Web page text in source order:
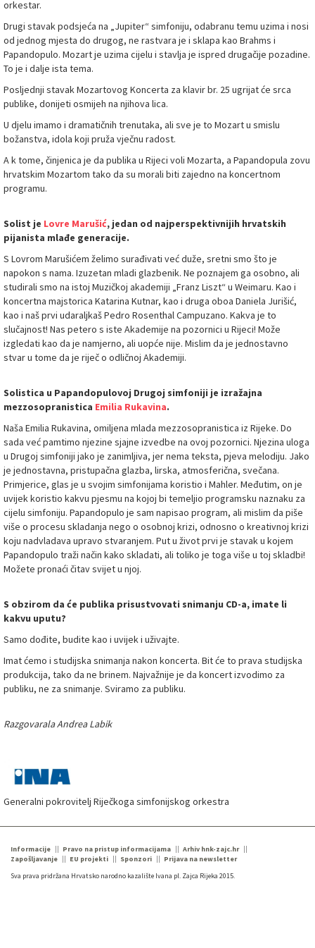
orkestar.
Drugi stavak podsjeća na „Jupiter“ simfoniju, odabranu temu uzima i nosi
od jednog mjesta do drugog, ne rastvara je i sklapa kao Brahms i
Papandopulo. Mozart je uzima cijelu i stavlja je ispred drugačije pozadine.
To je i dalje ista tema.
Posljednji stavak Mozartovog Koncerta za klavir br. 25 ugrijat će srca
publike, donijeti osmijeh na njihova lica.
U djelu imamo i dramatičnih trenutaka, ali sve je to Mozart u smislu
božanstva, idola koji pruža vječnu radost.
A k tome, činjenica je da publika u Rijeci voli Mozarta, a Papandopula zovu
hrvatskim Mozartom tako da su morali biti zajedno na koncertnom
programu.
Solist je Lovre Marušić, jedan od najperspektivnijih hrvatskih
pijanista mlađe generacije.
S Lovrom Marušićem želimo surađivati već duže, sretni smo što je
napokon s nama. Izuzetan mladi glazbenik. Ne poznajem ga osobno, ali
studirali smo na istoj Muzičkoj akademiji „Franz Liszt“ u Weimaru. Kao i
koncertna majstorica Katarina Kutnar, kao i druga oboa Daniela Jurišić,
kao i naš prvi udaraljkaš Pedro Rosenthal Campuzano. Kakva je to
slučajnost! Nas petero s iste Akademije na pozornici u Rijeci! Može
izgledati kao da je namjerno, ali uopće nije. Mislim da je jednostavno
stvar u tome da je riječ o odličnoj Akademiji.
Solistica u Papandopulovoj Drugoj simfoniji je izražajna
mezzosopranistica Emilia Rukavina.
Naša Emilia Rukavina, omiljena mlada mezzosopranistica iz Rijeke. Do
sada već pamtimo njezine sjajne izvedbe na ovoj pozornici. Njezina uloga
u Drugoj simfoniji jako je zanimljiva, jer nema teksta, pjeva melodiju. Jako
je jednostavna, pristupačna glazba, lirska, atmosferična, svečana.
Primjerice, glas je u svojim simfonijama koristio i Mahler. Međutim, on je
uvijek koristio kakvu pjesmu na kojoj bi temeljio programsku naznaku za
cijelu simfoniju. Papandopulo je sam napisao program, ali mislim da piše
više o procesu skladanja nego o osobnoj krizi, odnosno o kreativnoj krizi
koju nadvladava upravo stvaranjem. Put u život prvi je stavak u kojem
Papandopulo traži način kako skladati, ali toliko je toga više u toj skladbi!
Možete pronaći čitav svijet u njoj.
S obzirom da će publika prisustvovati snimanju CD-a, imate li
kakvu uputu?
Samo dođite, budite kao i uvijek i uživajte.
Imat ćemo i studijska snimanja nakon koncerta. Bit će to prava studijska
produkcija, tako da ne brinem. Najvažnije je da koncert izvodimo za
publiku, ne za snimanje. Sviramo za publiku.
Razgovarala Andrea Labik
Generalni pokrovitelj Riječkoga simfonijskog orkestra
Informacije Pravo na pristup informacijama
Arhiv hnk-zajc.hr
Zapošljavanje
EU projekti Sponzori
Prijava na newsletter
Sva prava pridržana Hrvatsko narodno kazalište Ivana pl. Zajca Rijeka 2015.